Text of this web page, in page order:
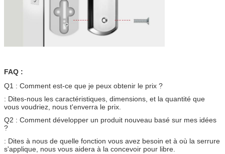
FAQ :
Q1 : Comment est-ce que je peux obtenir le prix ?
: Dites-nous les caractéristiques, dimensions, et la quantité que
vous voudriez, nous t'enverra le prix.
Q2 : Comment développer un produit nouveau basé sur mes idées
?
: Dites à nous de quelle fonction vous avez besoin et à où la serrure
s'applique, nous vous aidera à la concevoir pour libre.